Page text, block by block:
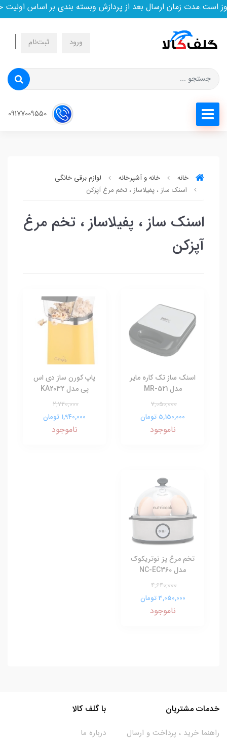
زمان ارسال بعد از پردازش وبسته بندی بر اساس اولیت
ورود ثبت‌نام
خانه خانه و آشپرخانه
لوازم برقی خانگی
اسنک ساز ، پفیلاساز ، تخم مرغ آپزکن
اسنک ساز ، پفیلاساز ، تخم مرغ
آپزکن
اسنک ساز تک کاره مایر
مدل MR-521
7,050,000
5,150,000 تومان
ناموجود
پاپ کورن ساز دی اس
پی مدل KA2032
2,720,000
1,940,000 تومان
ناموجود
تخم مرغ پز نوتریکوک
مدل NC-EC360
4,640,000
3,050,000 تومان
ناموجود
خدمات مشتریان
راهنما خرید ، پرداخت و ارسال
با گلف کالا
درباره ما